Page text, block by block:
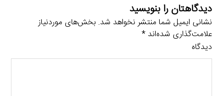
دیدگاهتان را بنویسید
نشانی ایمیل شما منتشر نخواهد شد. بخش‌های موردنیاز
علامت‌گذاری شده‌اند*
دیدگاه